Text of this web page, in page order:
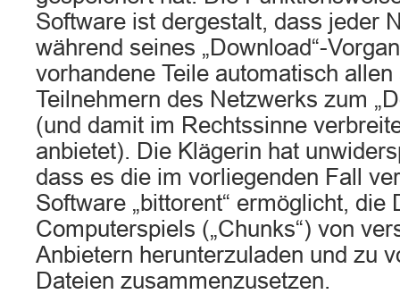
Software ist dergestalt, dass jeder
während seines „Download“-
vorhandene Teile automatisch allen
Teilnehmern des Netzwerks zum
(und damit im Rechtssinne
anbietet). Die Klägerin hat
dass es die im vorliegenden Fall
Software „bittorent“ ermöglicht, die
Computerspiels („Chunks“) von
Anbietern herunterzuladen und zu
Dateien zusammenzusetzen.